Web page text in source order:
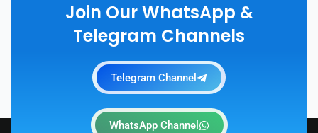
Join Our WhatsApp &
Telegram Channels
Telegram Channel
WhatsApp Channel